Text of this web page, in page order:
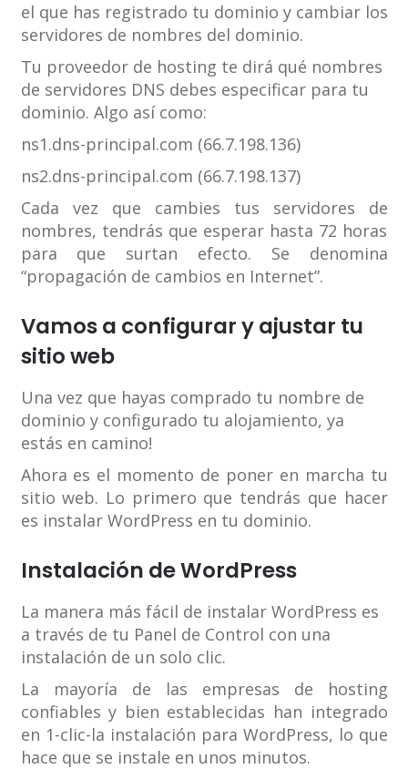
el que has registrado tu dominio y cambiar los
servidores de nombres del dominio.
Tu proveedor de hosting te dirá qué nombres
de servidores DNS debes especificar para tu
dominio. Algo así como:
ns1.dns-principal.com (66.7.198.136)
ns2.dns-principal.com (66.7.198.137)
Cada vez que cambies tus servidores de
nombres, tendrás que esperar hasta 72 horas
para que surtan efecto. Se denomina
“propagación de cambios en Internet”.
Vamos a configurar y ajustar tu
sitio web
Una vez que hayas comprado tu nombre de
dominio y configurado tu alojamiento, ya
estás en camino!
Ahora es el momento de poner en marcha tu
sitio web. Lo primero que tendrás que hacer
es instalar WordPress en tu dominio.
Instalación de WordPress
La manera más fácil de instalar WordPress es
a través de tu Panel de Control con una
instalación de un solo clic.
La mayoría de las empresas de hosting
confiables y bien establecidas han integrado
en 1-clic-la instalación para WordPress, lo que
hace que se instale en unos minutos.